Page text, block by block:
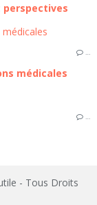
perspectives
médicales
…
- Tous Droits